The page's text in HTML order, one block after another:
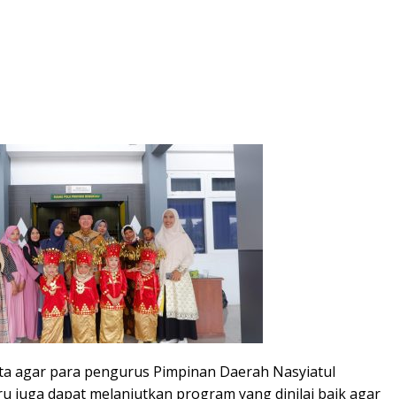
agar para pengurus Pimpinan Daerah Nasyiatul
juga dapat melanjutkan program yang dinilai baik agar